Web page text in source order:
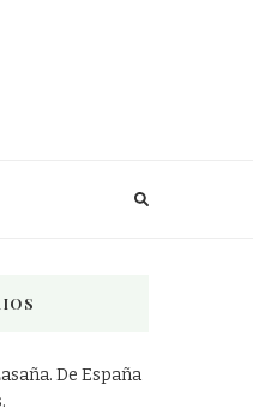
De España